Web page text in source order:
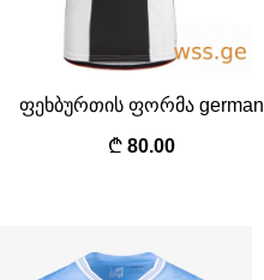
ფეხბურთის ფორმა german
80.00